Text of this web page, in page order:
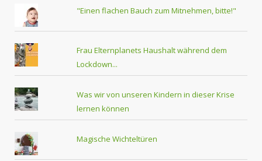
"Einen flachen Bauch zum Mitnehmen, bitte!"
Frau Elternplanets Haushalt während dem
Lockdown...
Was wir von unseren Kindern in dieser Krise
lernen können
Magische Wichteltüren